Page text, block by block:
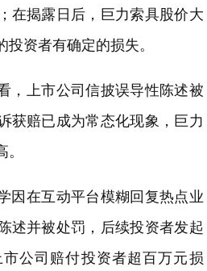
在揭露日后，巨力索具股价大
资者有确定的损失。
，上市公司信披误导性陈述被
获赔已成为常态化现象，巨力
因在互动平台模糊回复热点业
述并被处罚，后续投资者发起
公司赔付投资者超百万元损